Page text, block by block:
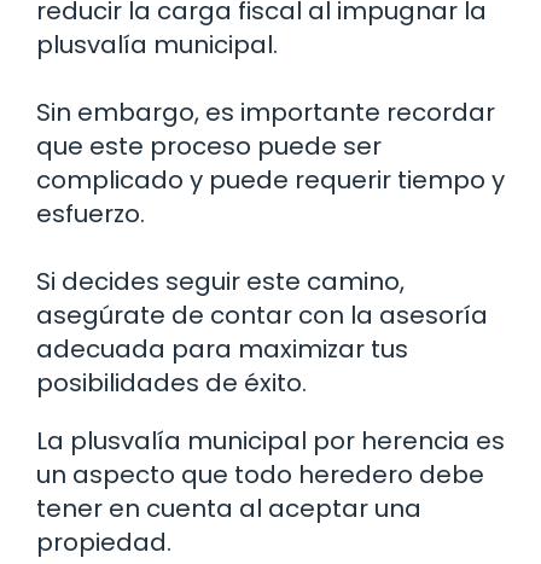
reducir la carga fiscal al impugnar la
plusvalía municipal.
Sin embargo, es importante recordar
que este proceso puede ser
complicado y puede requerir tiempo y
esfuerzo.
Si decides seguir este camino,
asegúrate de contar con la asesoría
adecuada para maximizar tus
posibilidades de éxito.
La plusvalía municipal por herencia es
un aspecto que todo heredero debe
tener en cuenta al aceptar una
propiedad.